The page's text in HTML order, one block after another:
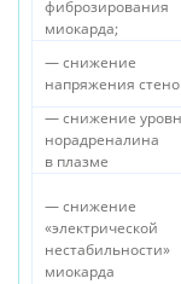
фиброзирования
миокарда;
— снижение
напряжения
— снижение
норадреналина
в плазме
— снижение
«электрической
нестабильности»
миокарда